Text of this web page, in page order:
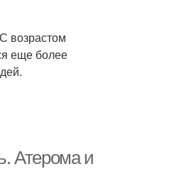
возрастом
еще более
Атерома и